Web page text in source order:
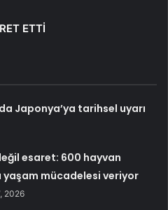
ETTİ
Japonya’ya tarihsel uyarı
esaret: 600 hayvan
yaşam mücadelesi veriyor
2026